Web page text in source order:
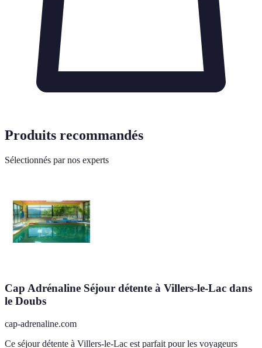
Produits recommandés
Sélectionnés par nos experts
Cap Adrénaline Séjour détente à Villers-le-Lac dans
le Doubs
cap-adrenaline.com
Ce séjour détente à Villers-le-Lac est parfait pour les voyageurs